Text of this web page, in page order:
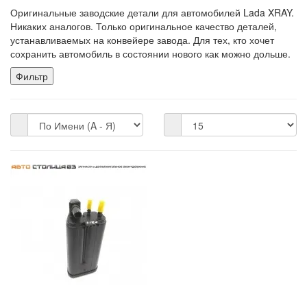
Оригинальные заводские детали для автомобилей Lada XRAY.
Никаких аналогов. Только оригинальное качество деталей,
устанавливаемых на конвейере завода. Для тех, кто хочет
сохранить автомобиль в состоянии нового как можно дольше.
Фильтр